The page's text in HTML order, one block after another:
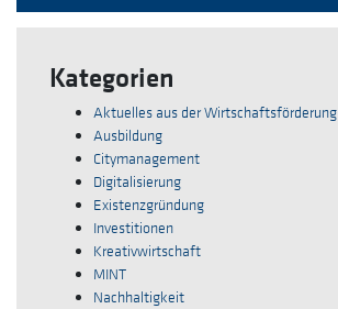
Kategorien
Aktuelles aus der Wirtschaftsförderung
Ausbildung
Citymanagement
Digitalisierung
Existenzgründung
Investitionen
Kreativwirtschaft
MINT
Nachhaltigkeit